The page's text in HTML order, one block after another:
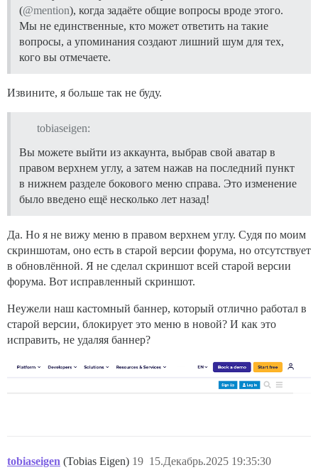
(@mention), когда задаёте общие вопросы вроде этого.
Мы не единственные, кто может ответить на такие
вопросы, а упоминания создают лишний шум для тех,
кого вы отмечаете.
Извините, я больше так не буду.
tobiaseigen:
Вы можете выйти из аккаунта, выбрав свой аватар в
правом верхнем углу, а затем нажав на последний пункт
в нижнем разделе бокового меню справа. Это изменение
было введено ещё несколько лет назад!
Да. Но я не вижу меню в правом верхнем углу. Судя по моим
скриншотам, оно есть в старой версии форума, но отсутствует
в обновлённой. Я не сделал скриншот всей старой версии
форума. Вот исправленный скриншот.
Неужели наш кастомный баннер, который отлично работал в
старой версии, блокирует это меню в новой? И как это
исправить, не удаляя баннер?
tobiaseigen (Tobias Eigen) 15.Декабрь.2025 19:35:30
19